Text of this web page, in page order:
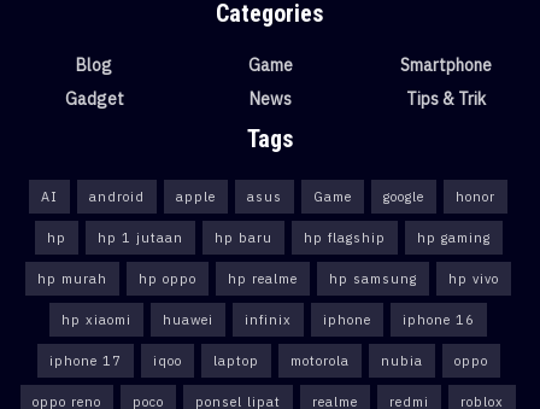
Categories
Blog
Gadget
Game
News
Smartphone
Tips & Trik
Tags
AI android apple asus Game google honor
hp hp 1 jutaan hp baru hp flagship hp gaming
hp murah hp oppo hp realme hp samsung hp vivo
hp xiaomi huawei infinix iphone iphone 16
iphone 17 iqoo laptop motorola nubia oppo
oppo reno poco ponsel lipat realme redmi roblox